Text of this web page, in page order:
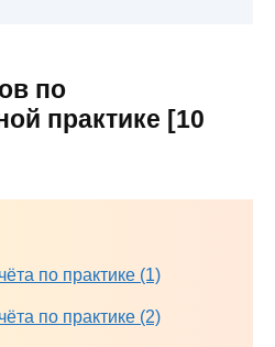
по
практике [10
по практике (1)
по практике (2)